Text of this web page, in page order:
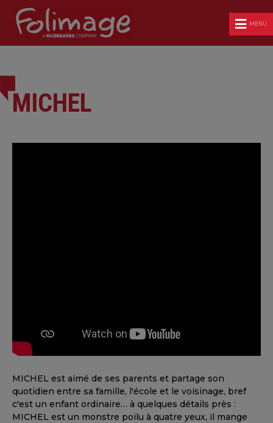
MENU
MICHEL
MICHEL est aimé de ses parents et partage son
quotidien entre sa famille, l'école et le voisinage, bref
c'est un enfant ordinaire… à quelques détails près :
MICHEL est un monstre poilu à quatre yeux, il mange